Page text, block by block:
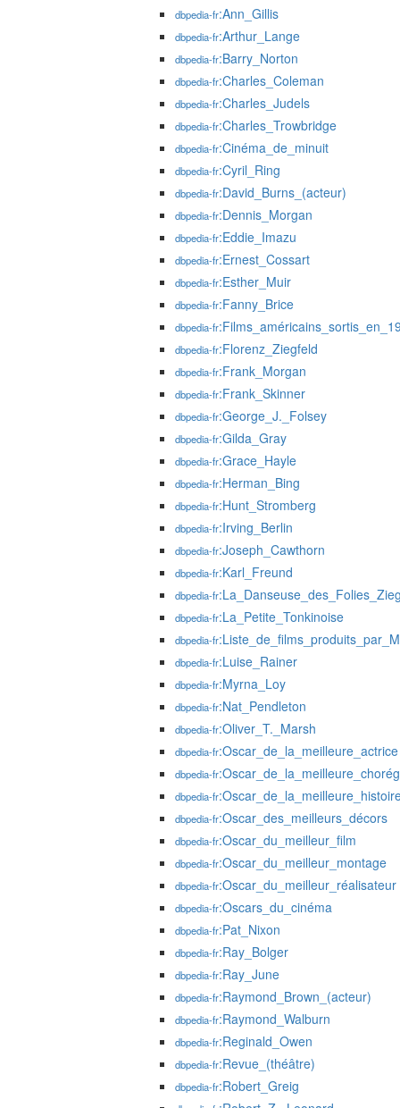
dbpedia-fr:Ann_Gillis
dbpedia-fr:Arthur_Lange
dbpedia-fr:Barry_Norton
dbpedia-fr:Charles_Coleman
dbpedia-fr:Charles_Judels
dbpedia-fr:Charles_Trowbridge
dbpedia-fr:Cinéma_de_minuit
dbpedia-fr:Cyril_Ring
dbpedia-fr:David_Burns_(acteur)
dbpedia-fr:Dennis_Morgan
dbpedia-fr:Eddie_Imazu
dbpedia-fr:Ernest_Cossart
dbpedia-fr:Esther_Muir
dbpedia-fr:Fanny_Brice
dbpedia-fr
dbpedia-fr:Florenz_Ziegfeld
dbpedia-fr:Frank_Morgan
dbpedia-fr:Frank_Skinner
dbpedia-fr:George_J._Folsey
dbpedia-fr:Gilda_Gray
dbpedia-fr:Grace_Hayle
dbpedia-fr:Herman_Bing
dbpedia-fr:Hunt_Stromberg
dbpedia-fr:Irving_Berlin
dbpedia-fr:Joseph_Cawthorn
dbpedia-fr:Karl_Freund
dbpedia-fr
dbpedia-fr:La_Petite_Tonkinoise
dbpedia-fr
dbpedia-fr:Luise_Rainer
dbpedia-fr:Myrna_Loy
dbpedia-fr:Nat_Pendleton
dbpedia-fr:Oliver_T._Marsh
dbpedia-fr:Oscar_de_la_meilleure_actrice
dbpedia-fr
dbpedia-fr
dbpedia-fr:Oscar_des_meilleurs_décors
dbpedia-fr:Oscar_du_meilleur_film
dbpedia-fr:Oscar_du_meilleur_montage
dbpedia-fr:Oscar_du_meilleur_réalisateur
dbpedia-fr:Oscars_du_cinéma
dbpedia-fr:Pat_Nixon
dbpedia-fr:Ray_Bolger
dbpedia-fr:Ray_June
dbpedia-fr:Raymond_Brown_(acteur)
dbpedia-fr:Raymond_Walburn
dbpedia-fr:Reginald_Owen
dbpedia-fr:Revue_(théâtre)
dbpedia-fr:Robert_Greig